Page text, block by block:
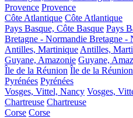
Provence Provence
Côte Atlantique Côte Atlantique
Pays Basque, Côte Basque Pays
Bretagne - Normandie Bretagne -
Antilles, Martinique Antilles,
Guyane, Amazonie Guyane,
Île de la Réunion Île de la Réunion
Pyrénées Pyrénées
Vosges, Vittel, Nancy Vosges,
Chartreuse Chartreuse
Corse Corse